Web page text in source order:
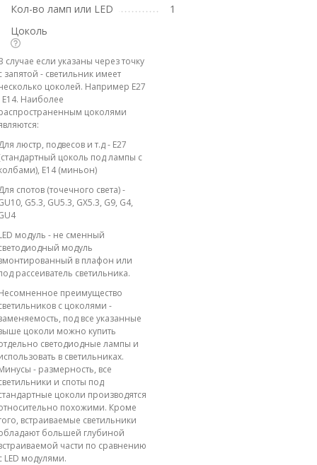
Кол-во ламп или LED
1
Цоколь
случае если указаны через точку
запятой - светильник имеет
цоколей. Например E27
E14. Наиболее
цоколями
люстр, подвесов и т.д - E27
цоколь под лампы с
E14 (миньон)
спотов (точечного света) -
G5.3, GU5.3, GX5.3, G9, G4,
модуль - не сменный
модуль
в плафон или
рассеиватель светильника.
преимущество
с цоколями -
под все указанные
цоколи можно купить
светодиодные лампы и
в светильниках.
- размерность, все
и споты под
цоколи производятся
похожими. Кроме
встраиваемые светильники
большей глубиной
части по сравнению
LED модулями.